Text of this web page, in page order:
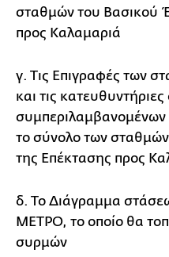
σταθμών του Βασικού
προς Καλαμαριά
γ. Τις Επιγραφές των
και τις
συμπεριλαμβανομένων
το σύνολο των
της Επέκτασης προς
δ. Το Διάγραμμα
ΜΕΤΡΟ, το οποίο θα
συρμών